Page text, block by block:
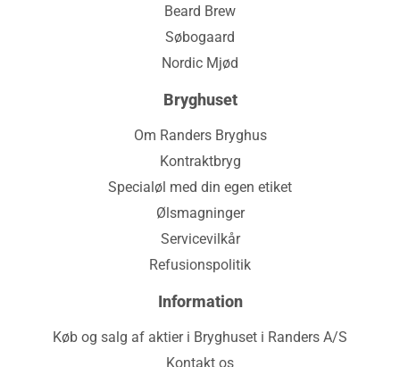
Beard Brew
Søbogaard
Nordic Mjød
Bryghuset
Om Randers Bryghus
Kontraktbryg
Specialøl med din egen etiket
Ølsmagninger
Servicevilkår
Refusionspolitik
Information
Køb og salg af aktier i Bryghuset i Randers A/S
Kontakt os